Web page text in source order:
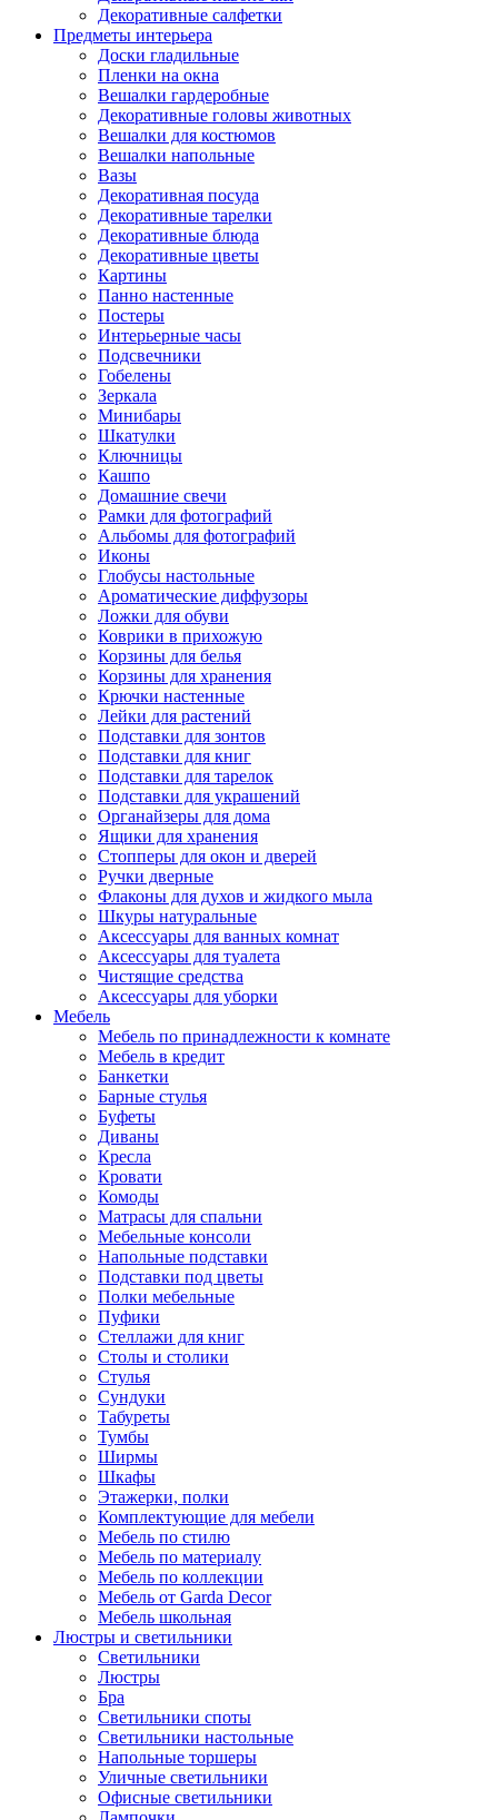
Декоративные салфетки
Предметы интерьера
Доски гладильные
Пленки на окна
Вешалки гардеробные
Декоративные головы животных
Вешалки для костюмов
Вешалки напольные
Вазы
Декоративная посуда
Декоративные тарелки
Декоративные блюда
Декоративные цветы
Картины
Панно настенные
Постеры
Интерьерные часы
Подсвечники
Гобелены
Зеркала
Минибары
Шкатулки
Ключницы
Кашпо
Домашние свечи
Рамки для фотографий
Альбомы для фотографий
Иконы
Глобусы настольные
Ароматические диффузоры
Ложки для обуви
Коврики в прихожую
Корзины для белья
Корзины для хранения
Крючки настенные
Лейки для растений
Подставки для зонтов
Подставки для книг
Подставки для тарелок
Подставки для украшений
Органайзеры для дома
Ящики для хранения
Стопперы для окон и дверей
Ручки дверные
Флаконы для духов и жидкого мыла
Шкуры натуральные
Аксессуары для ванных комнат
Аксессуары для туалета
Чистящие средства
Аксессуары для уборки
Мебель
Мебель по принадлежности к комнате
Мебель в кредит
Банкетки
Барные стулья
Буфеты
Диваны
Кресла
Кровати
Комоды
Матрасы для спальни
Мебельные консоли
Напольные подставки
Подставки под цветы
Полки мебельные
Пуфики
Стеллажи для книг
Столы и столики
Стулья
Сундуки
Табуреты
Тумбы
Ширмы
Шкафы
Этажерки, полки
Комплектующие для мебели
Мебель по стилю
Мебель по материалу
Мебель по коллекции
Мебель от Garda Decor
Мебель школьная
Люстры и светильники
Светильники
Люстры
Бра
Светильники споты
Светильники настольные
Напольные торшеры
Уличные светильники
Офисные светильники